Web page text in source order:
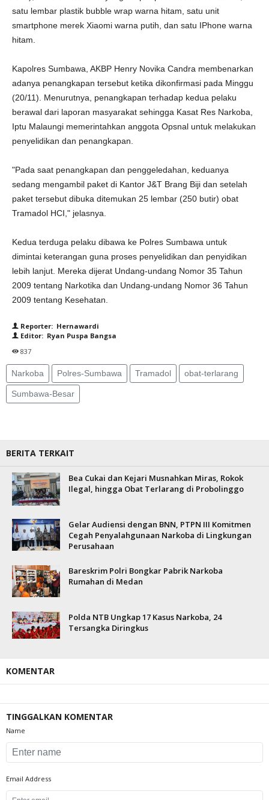
satu lembar plastik bubble wrap warna hitam, satu unit
smartphone merek Xiaomi warna putih, dan satu IPhone warna
hitam.
Kapolres Sumbawa, AKBP Henry Novika Candra membenarkan
adanya penangkapan tersebut ketika dikonfirmasi pada Minggu
(20/11). Menurutnya, penangkapan terhadap kedua pelaku
berawal dari laporan masyarakat sehingga Kasat Res Narkoba,
Iptu Malaungi memerintahkan anggota Opsnal untuk melakukan
penyelidikan dan penangkapan.
"Pada saat penangkapan dan penggeledahan, keduanya
sedang mengambil paket di Kantor J&T Brang Biji dan setelah
paket tersebut dibuka ditemukan 25 lembar (250 butir) obat
Tramadol HCI," jelasnya.
Kedua terduga pelaku dibawa ke Polres Sumbawa untuk
dimintai keterangan guna proses penyelidikan dan penyidikan
lebih lanjut. Mereka dijerat Undang-undang Nomor 35 Tahun
2009 tentang Narkotika dan Undang-undang Nomor 36 Tahun
2009 tentang Kesehatan.
Reporter: Hernawardi
Editor: Ryan Puspa Bangsa
837
Narkoba Polres-Sumbawa Tramadol obat-terlarang
Sumbawa-Besar
BERITA TERKAIT
Bea Cukai dan Kejari Musnahkan Miras, Rokok
Ilegal, hingga Obat Terlarang di Probolinggo
Gelar Audiensi dengan BNN, PTPN III Komitmen
Cegah Penyalahgunaan Narkoba di Lingkungan
Perusahaan
Bareskrim Polri Bongkar Pabrik Narkoba
Rumahan di Medan
Polda NTB Ungkap 17 Kasus Narkoba, 24
Tersangka Diringkus
KOMENTAR
TINGGALKAN KOMENTAR
Name
Email Address